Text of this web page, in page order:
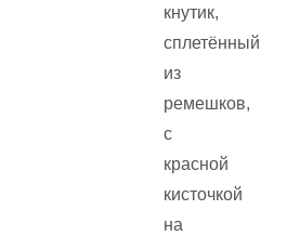
кнутик,
сплетённый
из
ремешков,
с
красной
кисточкой
на